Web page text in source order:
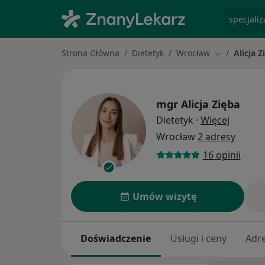
Strona Główna Dietetyk Wrocław ZmieńAlicja
mgr Alicja Zięba
Dietetyk · Więcej
Wrocław2 adresy
16 opinii
Umów wizytę
Doświadczenie Usługi i ceny